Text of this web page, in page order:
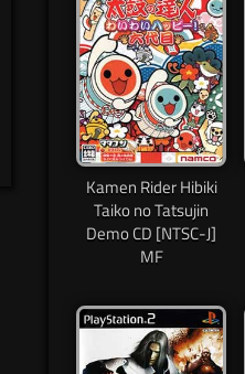
Kamen Rider Hibiki
Taiko no Tatsujin
Demo CD [NTSC-J]
MF